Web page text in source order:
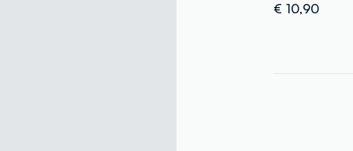
€ 10,90